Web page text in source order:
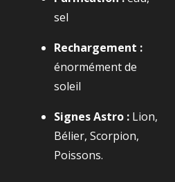
sel
Rechargement :
énormément de
soleil
Signes Astro : Lion,
Bélier, Scorpion,
Poissons.